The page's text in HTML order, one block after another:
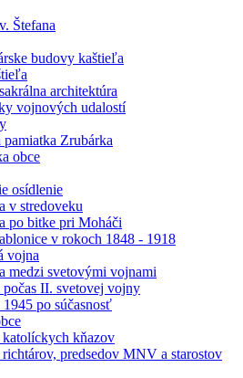
Štefana
budovy kaštieľa
architektúra
vojnových udalostí
pamiatka Zrubárka
obce
osídlenie
v stredoveku
po bitke pri Moháči
v rokoch 1848 - 1918
vojna
medzi svetovými vojnami
II. svetovej vojny
po súčasnosť
katolíckych kňazov
richtárov, predsedov MNV a starostov